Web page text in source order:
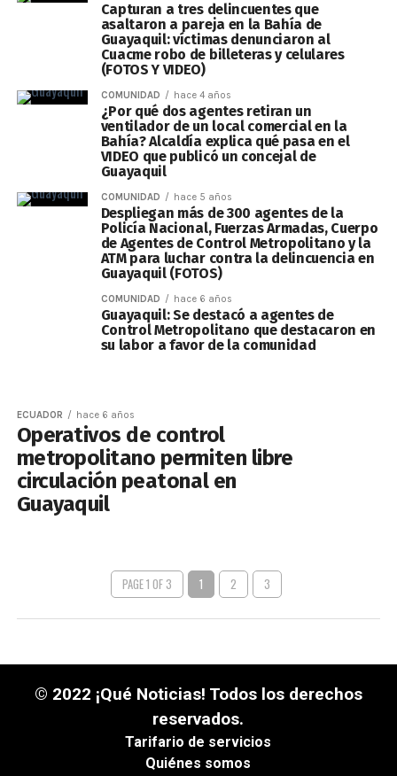
Capturan a tres delincuentes que
asaltaron a pareja en la Bahía de
Guayaquil: víctimas denunciaron al
Cuacme robo de billeteras y celulares
(FOTOS Y VIDEO)
COMUNIDAD hace 4 años
¿Por qué dos agentes retiran un
ventilador de un local comercial en la
Bahía? Alcaldía explica qué pasa en el
VIDEO que publicó un concejal de
Guayaquil
COMUNIDAD hace 5 años
Despliegan más de 300 agentes de la
Policía Nacional, Fuerzas Armadas, Cuerpo
de Agentes de Control Metropolitano y la
ATM para luchar contra la delincuencia en
Guayaquil (FOTOS)
COMUNIDAD hace 6 años
Guayaquil: Se destacó a agentes de
Control Metropolitano que destacaron en
su labor a favor de la comunidad
ECUADOR hace 6 años
Operativos de control
metropolitano permiten libre
circulación peatonal en
Guayaquil
PAGE 1 OF 3 1 2 3
© 2022 ¡Qué Noticias! Todos los derechos
reservados.
Tarifario de servicios
Quiénes somos